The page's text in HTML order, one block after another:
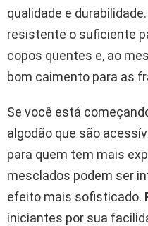
qualidade e
resistente o suficiente
copos quentes e, ao
bom caimento para as
Se você está
algodão que são
para quem tem mais
mesclados podem ser
efeito mais sofisticado.
iniciantes por sua